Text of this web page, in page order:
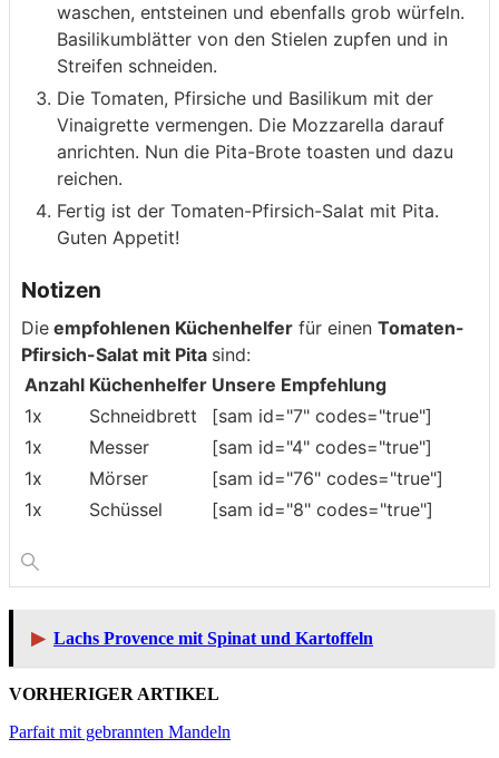
waschen, entsteinen und ebenfalls grob würfeln.
Basilikumblätter von den Stielen zupfen und in
Streifen schneiden.
Die Tomaten, Pfirsiche und Basilikum mit der
Vinaigrette vermengen. Die Mozzarella darauf
anrichten. Nun die Pita-Brote toasten und dazu
reichen.
Fertig ist der Tomaten-Pfirsich-Salat mit Pita.
Guten Appetit!
Notizen
Die empfohlenen Küchenhelfer für einen Tomaten-
Pfirsich-Salat mit Pita sind:
Anzahl Küchenhelfer Unsere Empfehlung
1x
Schneidbrett
[sam id="7" codes="true"]
1x
Messer
[sam id="4" codes="true"]
1x
Mörser
[sam id="76" codes="true"]
1x
Schüssel [sam id="8" codes="true"]
▶ Lachs Provence mit Spinat und Kartoffeln
VORHERIGER ARTIKEL
Parfait mit gebrannten Mandeln